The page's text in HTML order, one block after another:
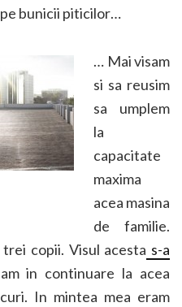
bunicii piticilor…
… Mai visam
si sa reusim
sa umplem
la
capacitate
maxima
acea masina
de familie.
copii. Visul acesta s-a
in continuare la acea
In mintea mea eram